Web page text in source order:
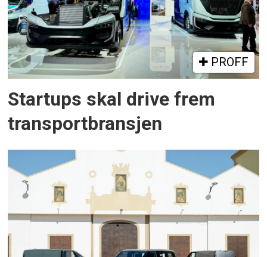
PROFF
Startups skal drive frem
transportbransjen